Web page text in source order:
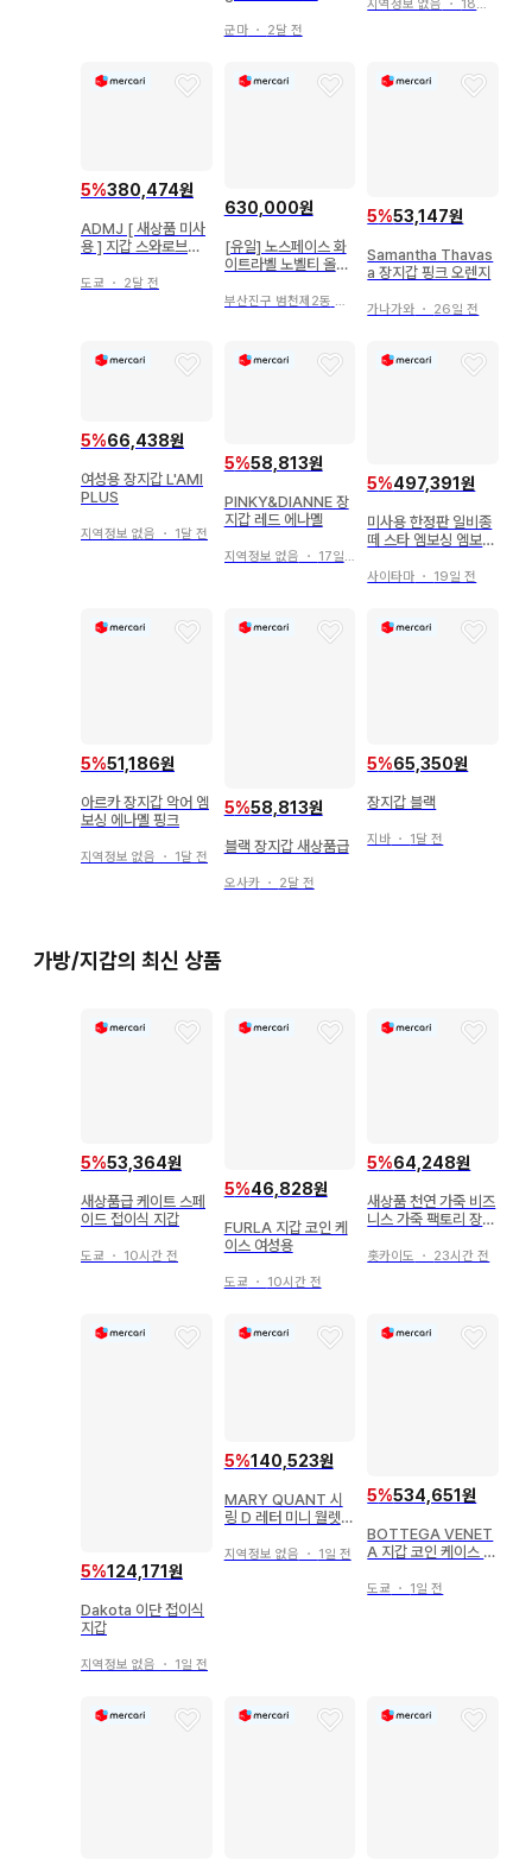
군마・ 2달 전
지역정보 없음 ・ 18일 전
5%380,474원
ADMJ [ 새상품 미사
용 ] 지갑 스와로브스
도쿄 ・ 2달 전
630,000원
[유일] 노스페이스 화
이트라벨 노벨티 올레
새상품
부산진구 범천제2동 1일 전
5%53,147원
Samantha Thavas
a 장지갑 핑크 오렌지
가나가와 ・ 26일 전
5%66,438원
여성용 장지갑 L'AMI
PLUS
지역정보 없음 ・ 1달 전
5%58,813원
PINKY&DIANNE 장
지갑 레드 에나멜
지역정보 없음 ・ 17일 전
5%497,391원
미사용 한정판 일비종
떼 스타 엠보싱 엠보
사이타마 ・ 19일 전
5%51,186원
아르카 장지갑 악어 엠
보싱 에나멜 핑크
지역정보 없음 ・ 1달 전
5%58,813원
블랙 장지갑 새상품급
오사카・ 2달 전
5%65,350원
장지갑 블랙
지바 ・ 1달 전
가방/지갑의 최신 상품
5%53,364원
새상품급 케이트 스페
이드 접이식 지갑
도쿄 ・ 10시간 전
5%46,828원
FURLA 지갑 코인 케
이스 여성용
도쿄 ・ 10시간 전
5%64,248원
새상품 천연 가죽 비즈
니스 가죽 팩토리 장지
드 가죽
홋카이도 ・ 23시간 전
5%124,171원
Dakota 이단 접이식
지갑
지역정보 없음 ・ 1일 전
5%140,523원
MARY QUANT 시
링 D 레터 미니 월렛 [
지역정보 없음 ・ 1일 전
5%534,651원
BOTTEGA VENET
A 지갑 코인 케이스 여
도쿄 ・ 1일 전